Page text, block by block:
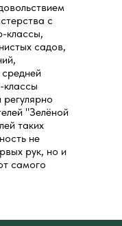
с
классы,
садов,
классы
"Зелёной
таких
не
рук, но и
самого